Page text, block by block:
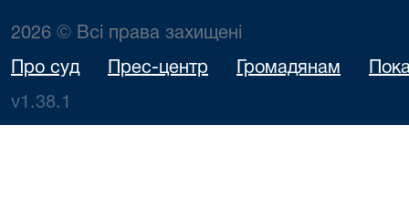
2026 © Всі права захищені
Про суд Прес-центр Громадянам
v1.38.1